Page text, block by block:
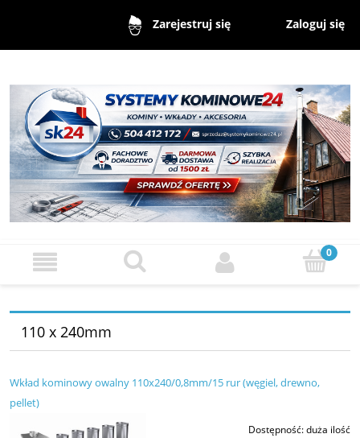
Zarejestruj się Zaloguj się
110 x 240mm
Wkład kominowy owalny 110x240/0,8mm/15 rur (węgiel, drewno,
pellet)
Dostępność:duża ilość